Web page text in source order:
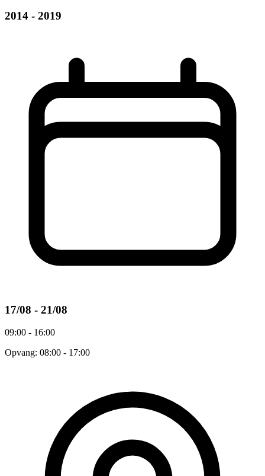
2014 - 2019
17/08 - 21/08
09:00 - 16:00
Opvang: 08:00 - 17:00